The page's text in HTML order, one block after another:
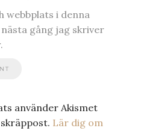
webbplats i denna
gång jag skriver
använder Akismet
Lär dig om